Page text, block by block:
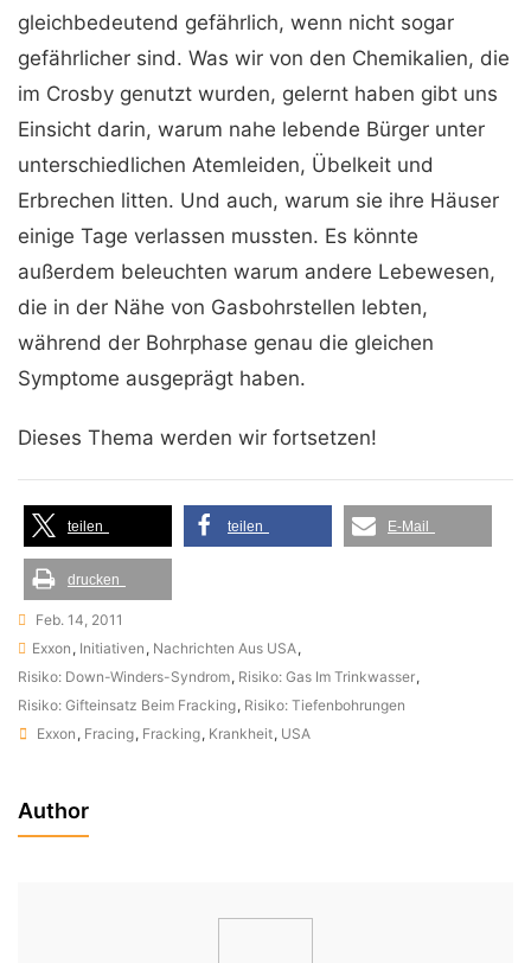
gleichbedeutend gefährlich, wenn nicht sogar
gefährlicher sind. Was wir von den Chemikalien, die
im Crosby genutzt wurden, gelernt haben gibt uns
Einsicht darin, warum nahe lebende Bürger unter
unterschiedlichen Atemleiden, Übelkeit und
Erbrechen litten. Und auch, warum sie ihre Häuser
einige Tage verlassen mussten. Es könnte
außerdem beleuchten warum andere Lebewesen,
die in der Nähe von Gasbohrstellen lebten,
während der Bohrphase genau die gleichen
Symptome ausgeprägt haben.
Dieses Thema werden wir fortsetzen!
teilen teilen E-Mail
drucken
Feb. 14, 2011
Exxon , Initiativen , Nachrichten Aus USA,
Risiko: Down-Winders-Syndrom, Risiko: Gas Im Trinkwasser,
Risiko: Gifteinsatz Beim Fracking, Risiko: Tiefenbohrungen
Tags
Exxon , Fracing, Fracking, Krankheit, USA
Author